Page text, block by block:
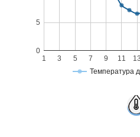
Температура
1 3 5 7 9 11
0
5